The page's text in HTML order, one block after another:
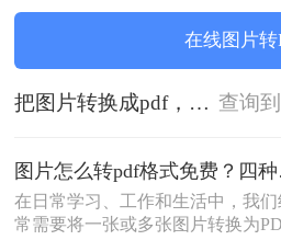
助您快速实
解，无需安装
在线图片转
把图片转换成pdf，图文详解 查询到
图片
在日常学习、工作和生活中，我们
常需要将一张或多张图片转换为